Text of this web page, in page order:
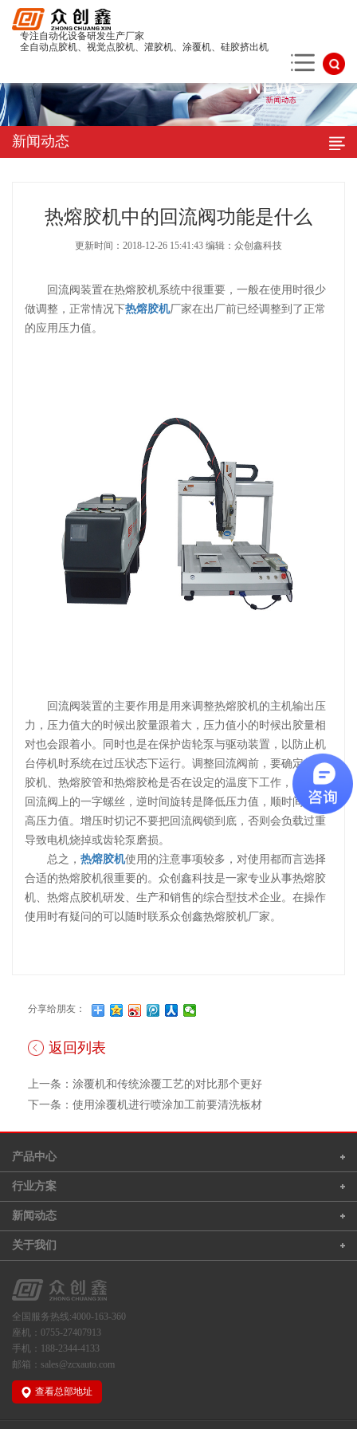
专注自动化设备研发生产厂家
全自动点胶机、视觉点胶机、灌胶机、涂覆机、硅胶挤出机
新闻动态
热熔胶机中的回流阀功能是什么
更新时间：2018-12-26 15:41:43 编辑：众创鑫科技
回流阀装置在热熔胶机系统中很重要，一般在使用时很少
做调整，正常情况下热熔胶机厂家在出厂前已经调整到了正常
的应用压力值。
回流阀装置的主要作用是用来调整热熔胶机的主机输出压
力，压力值大的时候出胶量跟着大，压力值小的时候出胶量相
对也会跟着小。同时也是在保护齿轮泵与驱动装置，以防止机
台停机时系统在过压状态下运行。调整回流阀前，要确定热熔
胶机、热熔胶管和热熔胶枪是否在设定的温度下工作，再松开
回流阀上的一字螺丝，逆时间旋转是降低压力值，顺时间是提
高压力值。增压时切记不要把回流阀锁到底，否则会负载过重
导致电机烧掉或齿轮泵磨损。
总之， 热熔胶机使用的注意事项较多，对使用都而言选择
合适的热熔胶机很重要的。众创鑫科技是一家专业从事热熔胶
机、热熔点胶机研发、生产和销售的综合型技术企业。在操作
使用时有疑问的可以随时联系众创鑫热熔胶机厂家。
分享给朋友：
返回列表
上一条：涂覆机和传统涂覆工艺的对比那个更好
下一条：使用涂覆机进行喷涂加工前要清洗板材
产品中心
行业方案
新闻动态
关于我们
全国服务热线:4000-163-360
座机：0755-27407913
手机：188-2344-4133
邮箱：sales@zcxauto.com
查看总部地址